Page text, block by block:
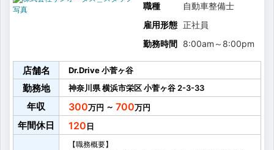
職種
自動車整備士
雇用形態 正社員
勤務時間 8:00am ～ 8:00pm
店舗名 Dr.Drive 小菅ヶ谷
勤務地 神奈川県横浜市栄区小菅ヶ谷 2-3-33
年収 300 ～ 700
年間休日 120
【職務概要】